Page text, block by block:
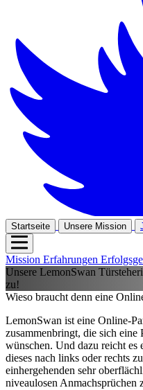
Startseite Unsere Mission
Mission Erfahrungen
Unsere LemonSwan
zu!
Wieso braucht denn eine
LemonSwan ist eine Online-
zusammenbringt, die sich eine
wünschen. Und dazu reicht es
dieses nach links oder rechts
einhergehenden sehr
niveaulosen Anmachsprüchen